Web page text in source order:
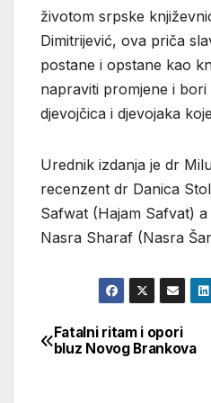
životom srpske
Dimitrijević, ova priča
postane i opstane kao
napraviti promjene i
djevojčica i djevojaka
Urednik izdanja je dr
recenzent dr Danica
Safwat (Hajam Safvat)
Nasra Sharaf (Nasra
Кретање
Fatalni ritam i opori
bluz Novog Brankova